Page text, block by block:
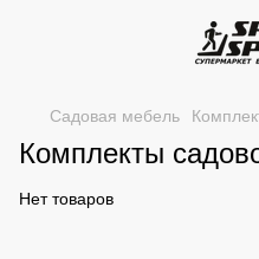
Садовая мебель
Комплекты
Нет товаров